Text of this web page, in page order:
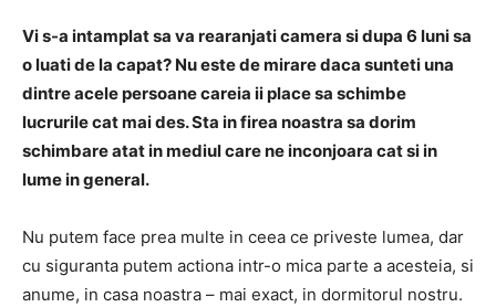
Vi s-a intamplat sa va rearanjati camera si dupa 6 luni sa
o luati de la capat? Nu este de mirare daca sunteti una
dintre acele persoane careia ii place sa schimbe
lucrurile cat mai des. Sta in firea noastra sa dorim
schimbare atat in mediul care ne inconjoara cat si in
lume in general.
Nu putem face prea multe in ceea ce priveste lumea, dar
cu siguranta putem actiona intr-o mica parte a acesteia, si
anume, in casa noastra – mai exact, in dormitorul nostru.